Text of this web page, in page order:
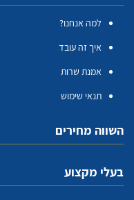
למה אנחנו?
איך זה עובד
אמנת שרות
תנאי שימוש
השווה מחירים
בעלי מקצוע